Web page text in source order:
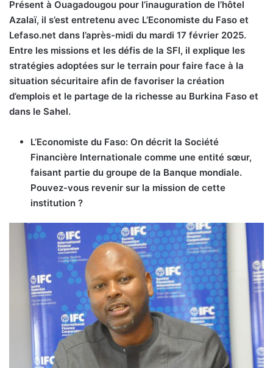
Présent à Ouagadougou pour l’inauguration de l’hôtel
Azalaï, il s’est entretenu avec L’Economiste du Faso et
Lefaso.net dans l’après-midi du mardi 17 février 2025.
Entre les missions et les défis de la SFI, il explique les
stratégies adoptées sur le terrain pour faire face à la
situation sécuritaire afin de favoriser la création
d’emplois et le partage de la richesse au Burkina Faso et
dans le Sahel.
L’Economiste du Faso: On décrit la Société
Financière Internationale comme une entité sœur,
faisant partie du groupe de la Banque mondiale.
Pouvez-vous revenir sur la mission de cette
institution ?